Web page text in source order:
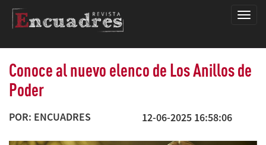
Conoce al nuevo elenco de Los Anillos de
Poder
POR: ENCUADRES 12-06-2025 16:58:06